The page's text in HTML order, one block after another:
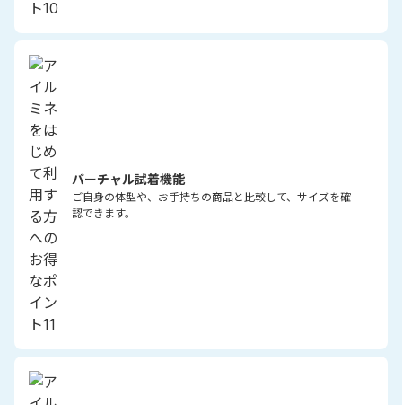
バーチャル試着機能
ご自身の体型や、お手持ちの商品と比較して、サイズを確
認できます。